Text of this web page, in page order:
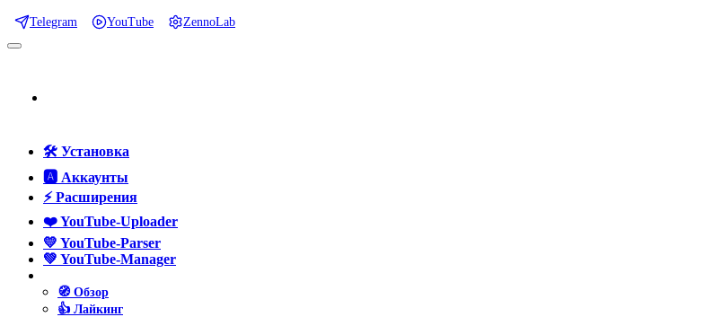
Telegram YouTube ZennoLab
🛠️ Установка
🅰️ Аккаунты
⚡ Расширения
❤️ YouTube-Uploader
💛 YouTube-Parser
💚 YouTube-Manager
🧭 Обзор
👍 Лайкинг